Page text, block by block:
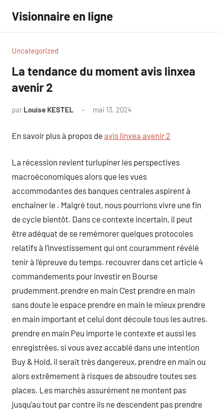
contenu
Visionnaire en ligne
Uncategorized
La tendance du moment avis linxea
avenir 2
par Louise KESTEL mai 13, 2024
En savoir plus à propos de avis linxea avenir 2
La récession revient turlupiner les perspectives
macroéconomiques alors que les vues
accommodantes des banques centrales aspirent à
enchaîner le . Malgré tout, nous pourrions vivre une fin
de cycle bientôt. Dans ce contexte incertain, il peut
être adéquat de se remémorer quelques protocoles
relatifs à l’investissement qui ont couramment révélé
tenir à l’épreuve du temps. recouvrer dans cet article 4
commandements pour investir en Bourse
prudemment.prendre en main C’est prendre en main
sans doute le espace prendre en main le mieux prendre
en main important et celui dont découle tous les autres.
prendre en main Peu importe le contexte et aussi les
enregistrées, si vous avez accablé dans une intention
Buy & Hold, il serait très dangereux, prendre en main ou
alors extrêmement à risques de absoudre toutes ses
places. Les marchés assurément ne montent pas
jusqu’au tout par contre ils ne descendent pas prendre